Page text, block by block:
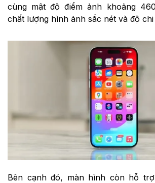
cùng mật độ điểm ảnh khoảng
chất lượng hình ảnh sắc nét và độ chi
Bên cạnh đó, màn hình còn hỗ